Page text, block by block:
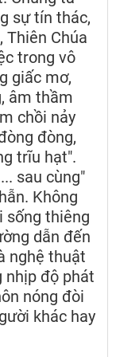
sự tín thác,
Thiên Chúa
trong vô
giấc mơ,
âm thầm
chồi nảy
đòng,
trĩu hạt".
sau cùng"
Không
sống thiêng
dẫn đến
nghệ thuật
nhịp độ phát
nóng đòi
khác hay